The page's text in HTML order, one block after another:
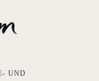
UND